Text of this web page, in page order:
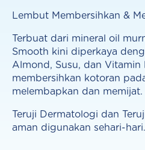
Lembut Membersihkan &
Terbuat dari mineral oil
Smooth kini diperkaya
Almond, Susu, dan
membersihkan kotoran
melembapkan dan memijat.
Teruji Dermatologi dan
aman digunakan sehari-hari.